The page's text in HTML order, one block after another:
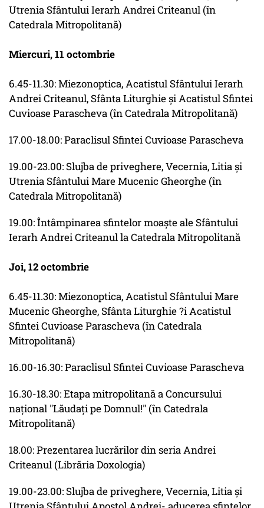
Utrenia Sfântului Ierarh Andrei Criteanul (în
Catedrala Mitropolitană)
Miercuri, 11 octombrie
6.45-11.30: Miezonoptica, Acatistul Sfântului Ierarh
Andrei Criteanul, Sfânta Liturghie şi Acatistul Sfintei
Cuvioase Parascheva (în Catedrala Mitropolitană)
17.00-18.00: Paraclisul Sfintei Cuvioase Parascheva
19.00-23.00: Slujba de priveghere, Vecernia, Litia şi
Utrenia Sfântului Mare Mucenic Gheorghe (în
Catedrala Mitropolitană)
19.00: Întâmpinarea sfintelor moaşte ale Sfântului
Ierarh Andrei Criteanul la Catedrala Mitropolitană
Joi, 12 octombrie
6.45-11.30: Miezonoptica, Acatistul Sfântului Mare
Mucenic Gheorghe, Sfânta Liturghie ?i Acatistul
Sfintei Cuvioase Parascheva (în Catedrala
Mitropolitană)
16.00-16.30: Paraclisul Sfintei Cuvioase Parascheva
16.30-18.30: Etapa mitropolitană a Concursului
naţional "Lăudaţi pe Domnul!" (în Catedrala
Mitropolitană)
18.00: Prezentarea lucrărilor din seria Andrei
Criteanul (Librăria Doxologia)
19.00-23.00: Slujba de priveghere, Vecernia, Litia şi